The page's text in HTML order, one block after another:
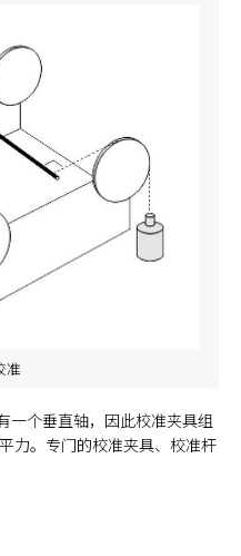
准
一个垂直轴，因此校准夹具组
力。专门的校准夹具、校准杆